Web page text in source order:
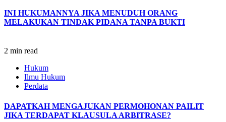
INI HUKUMANNYA JIKA MENUDUH ORANG
MELAKUKAN TINDAK PIDANA TANPA BUKTI
2 min read
Hukum
Ilmu Hukum
Perdata
DAPATKAH MENGAJUKAN PERMOHONAN PAILIT
JIKA TERDAPAT KLAUSULA ARBITRASE?